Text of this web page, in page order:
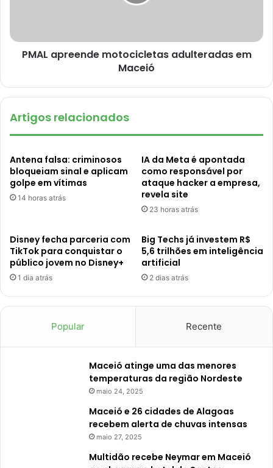
PMAL apreende motocicletas adulteradas em
Maceió
Artigos relacionados
Antena falsa: criminosos
bloqueiam sinal e aplicam
golpe em vítimas
14 horas atrás
IA da Meta é apontada
como responsável por
ataque hacker a empresa,
revela site
23 horas atrás
Disney fecha parceria com
TikTok para conquistar o
público jovem no Disney+
1 dia atrás
Big Techs já investem R$
5,6 trilhões em inteligência
artificial
2 dias atrás
Popular Recente
Maceió atinge uma das menores
temperaturas da região Nordeste
maio 24, 2025
Maceió e 26 cidades de Alagoas
recebem alerta de chuvas intensas
maio 27, 2025
Multidão recebe Neymar em Maceió